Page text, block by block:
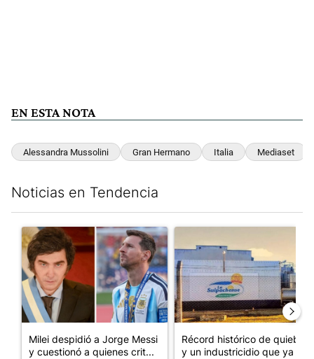
EN ESTA NOTA
Alessandra Mussolini Gran Hermano Italia Mediaset
Noticias en Tendencia
Un artículo de tendencia con el título "Milei despidió a Jorge
Milei despidió a Jorge Messi
y cuestionó a quienes crit...
Récord histórico de quiebras
y un industricidio que ya ...